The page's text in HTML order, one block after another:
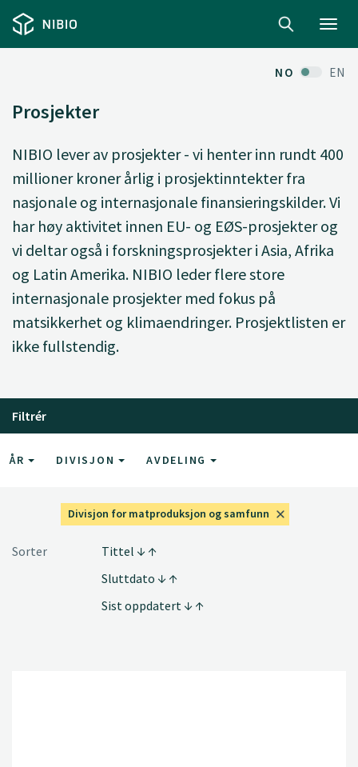
NO EN
Prosjekter
NIBIO lever av prosjekter - vi henter inn rundt 400
millioner kroner årlig i prosjektinntekter fra
nasjonale og internasjonale finansieringskilder. Vi
har høy aktivitet innen EU- og EØS-prosjekter og
vi deltar også i forskningsprosjekter i Asia, Afrika
og Latin Amerika. NIBIO leder flere store
internasjonale prosjekter med fokus på
matsikkerhet og klimaendringer. Prosjektlisten er
ikke fullstendig.
Filtrér
ÅR DIVISJON AVDELING
Divisjon for matproduksjon og samfunn
Sorter
Tittel
Sluttdato
Sist oppdatert